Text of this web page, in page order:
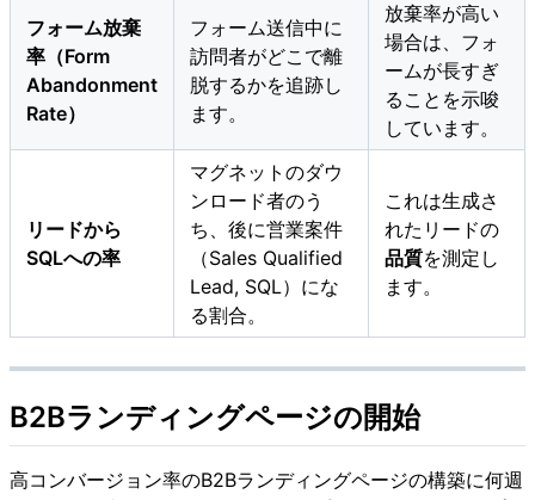
フォーム放棄
率（Form
Abandonment
Rate）
フォーム送信中に
訪問者がどこで離
脱するかを追跡し
ます。
放棄率が高い
場合は、フォ
ームが長すぎ
ることを示唆
しています。
リードから
SQLへの率
マグネットのダウ
ンロード者のう
ち、後に営業案件
（Sales Qualified
Lead, SQL）にな
る割合。
これは生成さ
れたリードの
品質を測定し
ます。
B2Bランディングページの開始
高コンバージョン率のB2Bランディングページの構築に何週